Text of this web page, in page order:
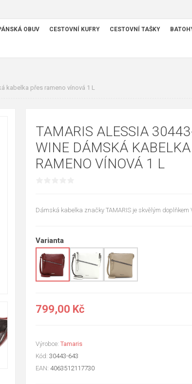
OBUV CESTOVNÍ KUFRY CESTOVNÍ TAŠKY
kabelka přes rameno vínová 1 L
TAMARIS ALESSIA
WINE DÁMSKÁ
RAMENO VÍNOVÁ 1 L
Dámská kabelka značky TAMARIS je skvělým doplňkem
Varianta
799,00 Kč
Výrobce: Tamaris
Kód: 30443-643
EAN: 4063512117730